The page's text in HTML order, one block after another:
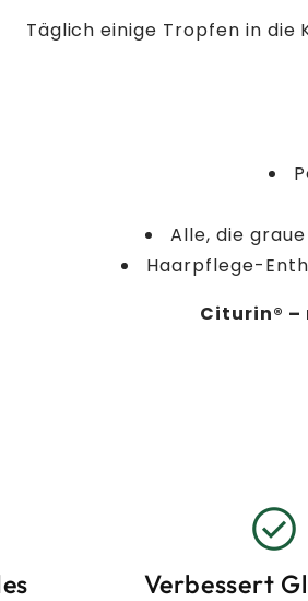
Täglich einige Tropfen in
Alle, die
Haarpflege-
Citurin® –
check_circle
Verbessert